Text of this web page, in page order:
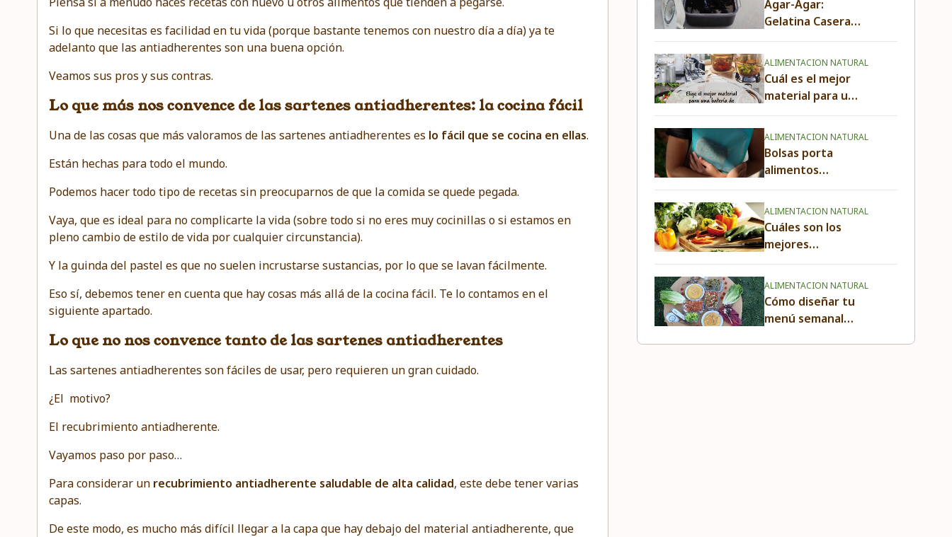
Si lo que necesitas es facilidad en tu vida (porque bastante tenemos con nuestro día a día) ya te
adelanto que las antiadherentes son una buena opción.
Veamos sus pros y sus contras.
Lo que más nos convence de las sartenes antiadherentes: la cocina fácil
Una de las cosas que más valoramos de las sartenes antiadherentes es lo fácil que se cocina en ellas.
Están hechas para todo el mundo.
Podemos hacer todo tipo de recetas sin preocuparnos de que la comida se quede pegada.
Vaya, que es ideal para no complicarte la vida (sobre todo si no eres muy cocinillas o si estamos en
pleno cambio de estilo de vida por cualquier circunstancia).
Y la guinda del pastel es que no suelen incrustarse sustancias, por lo que se lavan fácilmente.
Eso sí, debemos tener en cuenta que hay cosas más allá de la cocina fácil. Te lo contamos en el
siguiente apartado.
Lo que no nos convence tanto de las sartenes antiadherentes
Las sartenes antiadherentes son fáciles de usar, pero requieren un gran cuidado.
¿El motivo?
El recubrimiento antiadherente.
Vayamos paso por paso…
Para considerar un recubrimiento antiadherente saludable de alta calidad, este debe tener varias
capas.
De este modo, es mucho más difícil llegar a la capa que hay debajo del material antiadherente, que
Beneficios.
Agar-Agar:
Gelatina Casera
Vegetal.
usos y beneficios
ALIMENTACION NATURAL
Cuál es el mejor
material para una
batería de cocina
duradera y fácil
de usar
ALIMENTACION NATURAL
Bolsas porta
alimentos
Stasher:
ALIMENTACION NATURAL
Cuáles son los
mejores
utensilios para
saludable y
respetuosa con
ambiente
ALIMENTACION NATURAL
Cómo diseñar tu
menú semanal